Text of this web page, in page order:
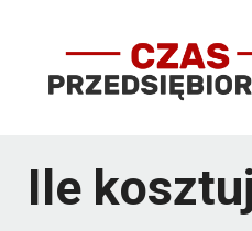
Ile